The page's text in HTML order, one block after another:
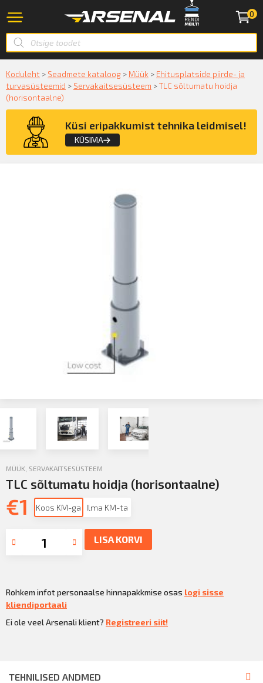
0
Koduleht > Seadmete kataloog > Müük > Ehitusplatside piirde- ja
turvasüsteemid > Servakaitsesüsteem >TLC sõltumatu hoidja
(horisontaalne)
Küsi eripakkumist tehnika leidmisel!
KÜSIMA
MÜÜK SERVAKAITSESÜSTEEM
TLC sõltumatu hoidja (horisontaalne)
€1 Koos KM-ga Ilma KM-ta
LISA KORVI
Rohkem infot personaalse hinnapakkmise osas logi sisse
kliendiportaali
Ei ole veel Arsenali klient? Registreeri siit!
TEHNILISED ANDMED